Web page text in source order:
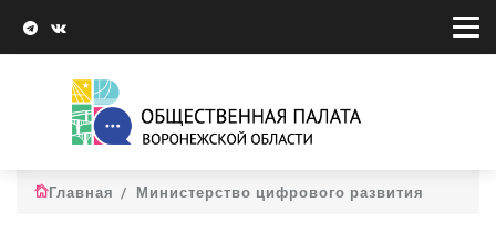
Главная Министерство цифрового развития